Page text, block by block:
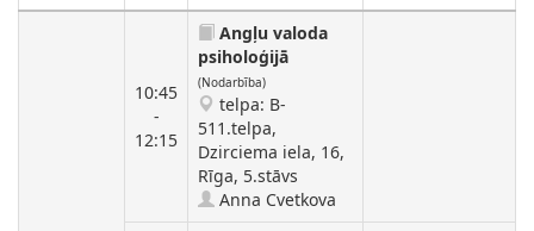
10:45
-
12:15
Angļu valoda
psiholoģijā
(Nodarbība)
telpa: B-
511.telpa,
Dzirciema iela, 16,
Rīga, 5.stāvs
Anna Cvetkova